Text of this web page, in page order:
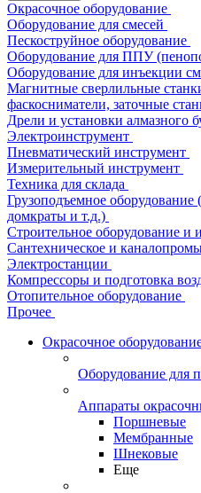
Окрасочное оборудование
Оборудование для смесей
Пескоструйное оборудование
Оборудование для ППУ
Оборудование для инъекции
Магнитные сверлильные
фаскосниматели, заточные
Дрели и установки алмазного
Электроинструмент
Пневматический инструмент
Измерительный инструмент
Техника для склада
Грузоподъемное оборудование
домкраты и т.д.)
Строительное оборудование и
Сантехническое и
Электростанции
Компрессоры и подготовка
Отопительное оборудование
Прочее
Окрасочное
Оборудование для
Аппараты
Поршневые
Мембранные
Шнековые
Еще